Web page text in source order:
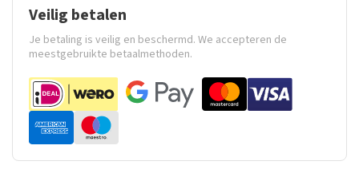
Veilig betalen
Je betaling is veilig en beschermd. We accepteren de
meestgebruikte betaalmethoden.